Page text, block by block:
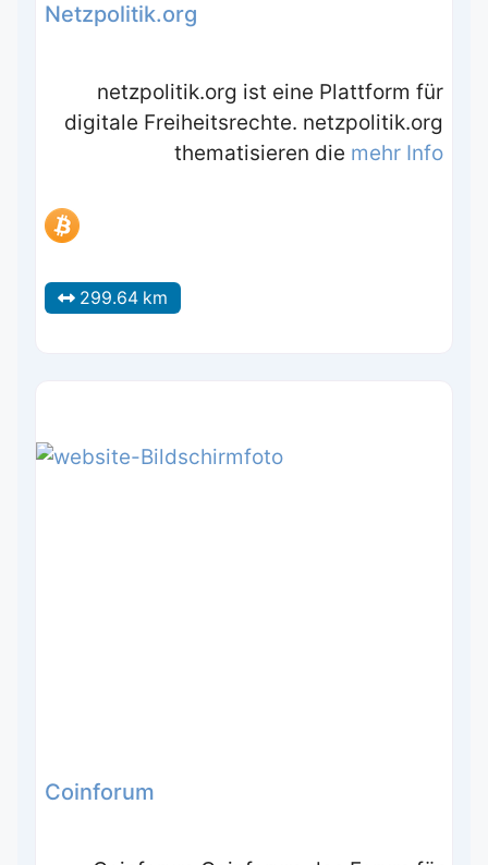
Netzpolitik.org
netzpolitik.org ist eine Plattform für
digitale Freiheitsrechte. netzpolitik.org
thematisieren die mehr Info
299.64 km
Coinforum